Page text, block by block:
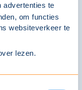
advertenties te
om functies
websiteverkeer te
lezen.